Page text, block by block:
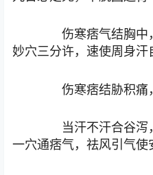
伤寒痞气结胸中
妙穴三分许，速使周身汗
伤寒痞结胁积痛，
当汗不汗合谷泻
一穴通痞气，祛风引气使